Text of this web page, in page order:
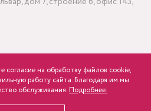
заказ ткани от 3 метров
НА НОВОСТИ
согласие на обработку файлов cookie,
работу сайта. Благодаря им мы
обслуживания. Подробнее.